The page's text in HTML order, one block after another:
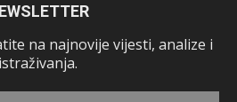
na najnovije vijesti, analize i
istraživanja.